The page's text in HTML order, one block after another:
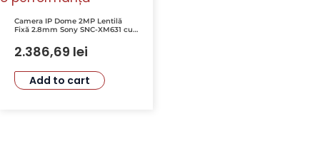
Camera IP Dome 2MP Lentilă
Fixă 2.8mm Sony SNC-XM631 cu
Detectare Facială
2.386,69 lei
Add to cart